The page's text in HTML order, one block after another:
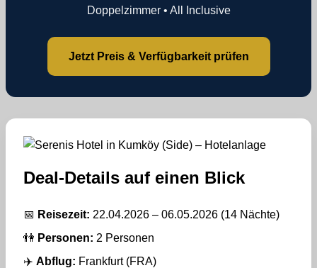
Doppelzimmer • All Inclusive
Jetzt Preis & Verfügbarkeit prüfen
Deal-Details auf einen Blick
📅 Reisezeit: 22.04.2026 – 06.05.2026 (14 Nächte)
👫 Personen: 2 Personen
✈️ Abflug: Frankfurt (FRA)